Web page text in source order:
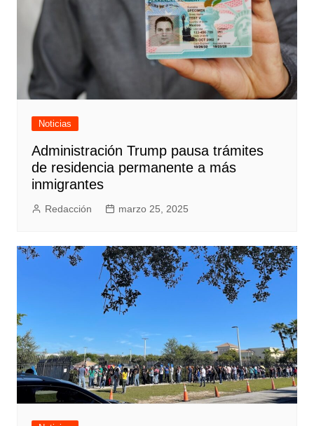
Noticias
Administración Trump pausa trámites
de residencia permanente a más
inmigrantes
Redacción marzo 25, 2025